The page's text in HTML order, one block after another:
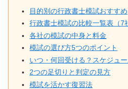
目的別の行政書士模試おすすめ
行政書士模試の比較一覧表（7
各社の模試の中身と料金
模試の選び方5つのポイント
いつ・何回受ける？スケジュー
2つの足切りと判定の見方
模試を活かす復習法